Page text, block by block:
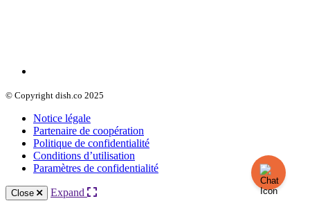
© Copyright dish.co 2025
Notice légale
Partenaire de coopération
Politique de confidentialité
Conditions d’utilisation
Paramètres de confidentialité
Close Expand